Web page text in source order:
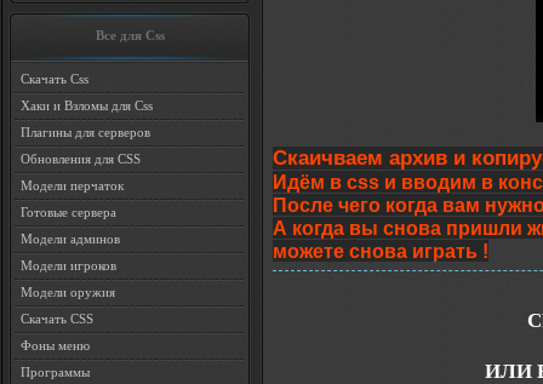
Все для Css
Скачать Css
Хаки и Взломы для Css
Плагины для серверов
Обновления для CSS
Модели перчаток
Готовые сервера
Модели админов
Модели игроков
Модели оружия
Скачать CSS
Фоны меню
Программы
Скаичваем архив и
Идём в css и вводим в
После чего когда вам
А когда вы снова пришли
можете снова играть !
ИЛИ